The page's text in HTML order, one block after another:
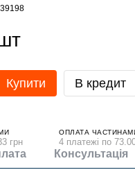
Купити В кредит
грн
ОПЛАТА ЧАСТИНАМИ
4 платежі по
Консультація